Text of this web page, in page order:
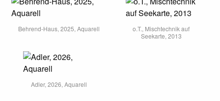
Behrend-Haus, 2025, Aquarell
o.T., Mischtechnik auf
Seekarte, 2013
Adler, 2026, Aquarell